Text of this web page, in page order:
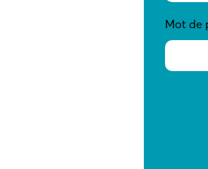
Mot de